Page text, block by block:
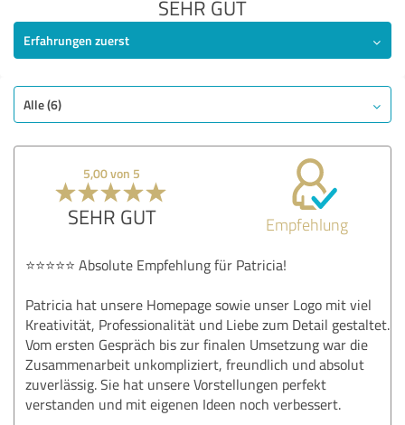
SEHR GUT
Erfahrungen zuerst
Alle (6)
5,00 von 5
SEHR GUT Empfehlung
⭐⭐⭐⭐⭐ Absolute Empfehlung für Patricia!
Patricia hat unsere Homepage sowie unser Logo mit viel
Kreativität, Professionalität und Liebe zum Detail gestaltet.
Vom ersten Gespräch bis zur finalen Umsetzung war die
Zusammenarbeit unkompliziert, freundlich und absolut
zuverlässig. Sie hat unsere Vorstellungen perfekt
verstanden und mit eigenen Ideen noch verbessert.